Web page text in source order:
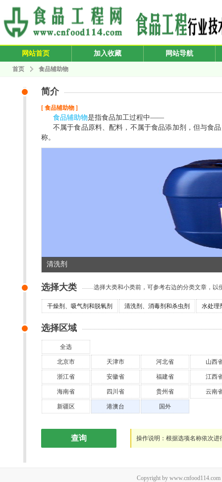
网站首页 加入收藏 网站导航
首页 食品辅助物
简介
[ 食品辅助物 ]
食品辅助物是指食品加工过程中——
不属于食品原料、配料，不属于食品添加剂，但与食
称。
清洗剂
选择大类 选择大类和小类前，可参考右边的分类文章，
干燥剂、吸气剂和脱氧剂 清洗剂、消毒剂和杀虫剂 水处理
选择区域
全选
北京市 天津市 河北省 山西
浙江省 安徽省 福建省 江西
海南省 四川省 贵州省 云南
新疆区 港澳台 国外
查询 操作说明：根据选项名称依次
Copyright by